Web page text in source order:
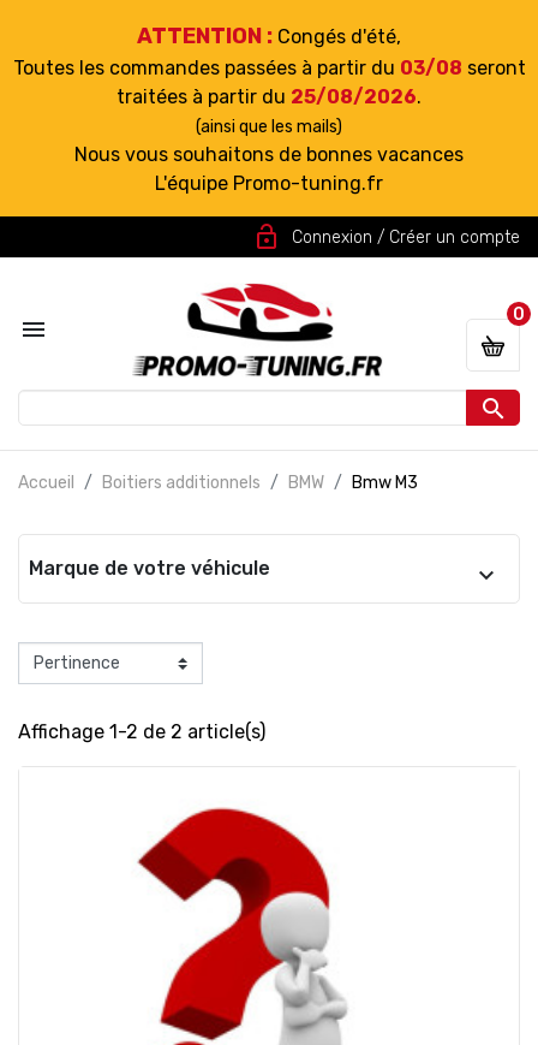
ATTENTION : Congés d'été,
Toutes les commandes passées à partir du 03/08 seront
traitées à partir du 25/08/2026.
(ainsi que les mails)
Nous vous souhaitons de bonnes vacances
L'équipe Promo-tuning.fr
lock_open Connexion / Créer un compte


0
Accueil Boitiers additionnels BMW Bmw M3
Marque de votre véhicule
Affichage 1-2 de 2 article(s)